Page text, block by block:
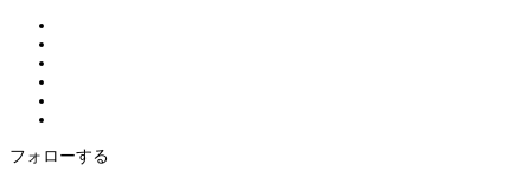
フォローする